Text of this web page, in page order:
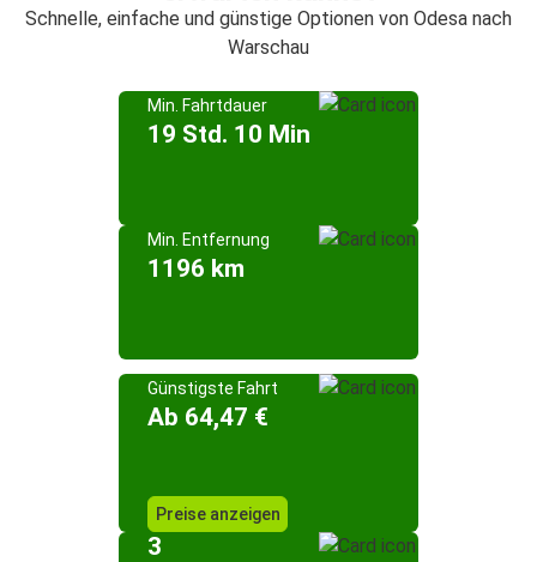
Schnelle, einfache und günstige Optionen von Odesa nach
Warschau
Min. Fahrtdauer
19 Std. 10 Min
Min. Entfernung
1196 km
Günstigste Fahrt
Ab 64,47 €
Preise anzeigen
3